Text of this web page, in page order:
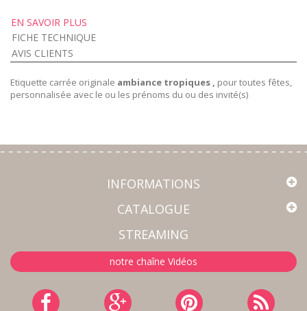
EN SAVOIR PLUS
FICHE TECHNIQUE
AVIS CLIENTS
Etiquette carrée originale ambiance tropiques ,
pour toutes fêtes,
personnalisée avec le ou les prénoms du ou des invité(s)
INFORMATIONS
CATALOGUE
STREAMING
notre chaîne Vidéos